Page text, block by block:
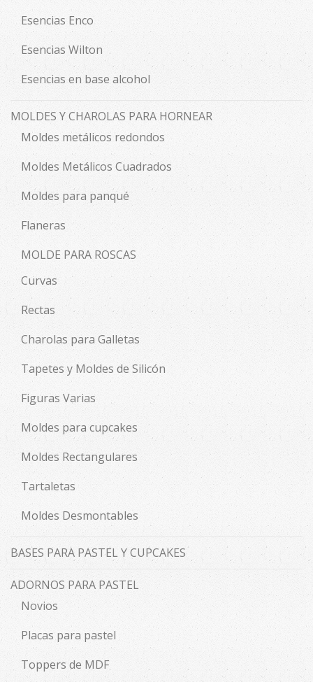
Esencias Enco
Esencias Wilton
Esencias en base alcohol
MOLDES Y CHAROLAS PARA HORNEAR
Moldes metálicos redondos
Moldes Metálicos Cuadrados
Moldes para panqué
Flaneras
MOLDE PARA ROSCAS
Curvas
Rectas
Charolas para Galletas
Tapetes y Moldes de Silicón
Figuras Varias
Moldes para cupcakes
Moldes Rectangulares
Tartaletas
Moldes Desmontables
BASES PARA PASTEL Y CUPCAKES
ADORNOS PARA PASTEL
Novios
Placas para pastel
Toppers de MDF